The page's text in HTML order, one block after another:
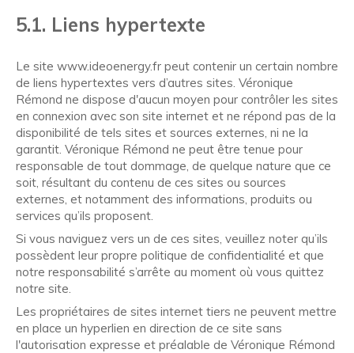
5.1. Liens hypertexte
Le site www.ideoenergy.fr peut contenir un certain nombre
de liens hypertextes vers d’autres sites. Véronique
Rémond ne dispose d'aucun moyen pour contrôler les sites
en connexion avec son site internet et ne répond pas de la
disponibilité de tels sites et sources externes, ni ne la
garantit. Véronique Rémond ne peut être tenue pour
responsable de tout dommage, de quelque nature que ce
soit, résultant du contenu de ces sites ou sources
externes, et notamment des informations, produits ou
services qu’ils proposent.
Si vous naviguez vers un de ces sites, veuillez noter qu’ils
possèdent leur propre politique de confidentialité et que
notre responsabilité s’arrête au moment où vous quittez
notre site.
Les propriétaires de sites internet tiers ne peuvent mettre
en place un hyperlien en direction de ce site sans
l'autorisation expresse et préalable de Véronique Rémond